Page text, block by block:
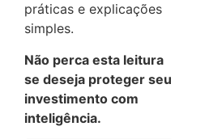
práticas e explicações
simples.
Não perca esta leitura
se deseja proteger seu
investimento com
inteligência.